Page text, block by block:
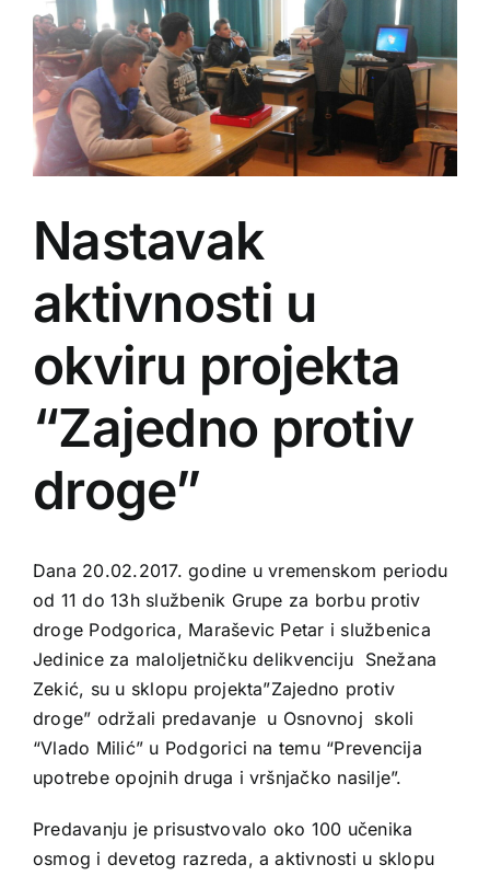
Nastavak
aktivnosti u
okviru projekta
“Zajedno protiv
droge”
Dana 20.02.2017. godine u vremenskom periodu
od 11 do 13h službenik Grupe za borbu protiv
droge Podgorica, Maraševic Petar i službenica
Jedinice za maloljetničku delikvenciju Snežana
Zekić, su u sklopu projekta”Zajedno protiv
droge” održali predavanje u Osnovnoj skoli
“Vlado Milić” u Podgorici na temu “Prevencija
upotrebe opojnih druga i vršnjačko nasilje”.
Predavanju je prisustvovalo oko 100 učenika
osmog i devetog razreda, a aktivnosti u sklopu